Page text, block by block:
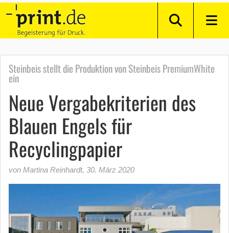
Steinbeis stellt die Produktion von Steinbeis PremiumWhite
ein
Neue Vergabekriterien des
Blauen Engels für
Recyclingpapier
von Martina Reinhardt, 30. März 2020